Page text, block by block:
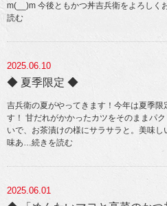
m(__)m 今後ともかつ丼吉兵衛をよろしく
読む
2025.06.10
◆ 夏季限定 ◆
吉兵衛の夏がやってきます！今年は夏季限
す！ 甘だれがかかったカツをそのままパ
いで、お茶漬けの様にサラサラと。美味し
味あ…続きを読む
2025.06.01